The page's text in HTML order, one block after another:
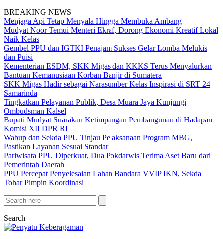
BREAKING NEWS
Menjaga Api Tetap Menyala Hingga Membuka Ambang
Mudyat Noor Temui Menteri Ekraf, Dorong Ekonomi Kreatif Lokal
Naik Kelas
Gembel PPU dan IGTKI Penajam Sukses Gelar Lomba Melukis
dan Puisi
Kementerian ESDM, SKK Migas dan KKKS Terus Menyalurkan
Bantuan Kemanusiaan Korban Banjir di Sumatera
SKK Migas Hadir sebagai Narasumber Kelas Inspirasi di SRT 24
Samarinda
Tingkatkan Pelayanan Publik, Desa Muara Jaya Kunjungi
Ombudsman Kalsel
Bupati Mudyat Suarakan Ketimpangan Pembangunan di Hadapan
Komisi XII DPR RI
Wabup dan Sekda PPU Tinjau Pelaksanaan Program MBG,
Pastikan Layanan Sesuai Standar
Pariwisata PPU Diperkuat, Dua Pokdarwis Terima Aset Baru dari
Pemerintah Daerah
PPU Percepat Penyelesaian Lahan Bandara VVIP IKN, Sekda
Tohar Pimpin Koordinasi
Search